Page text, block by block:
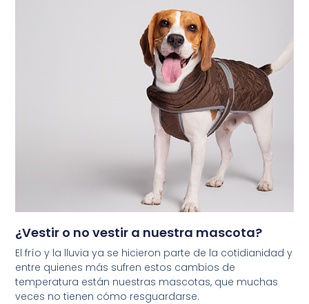
¿Vestir o no vestir a nuestra mascota?
El frío y la lluvia ya se hicieron parte de la cotidianidad y
entre quienes más sufren estos cambios de
temperatura están nuestras mascotas, que muchas
veces no tienen cómo resguardarse.